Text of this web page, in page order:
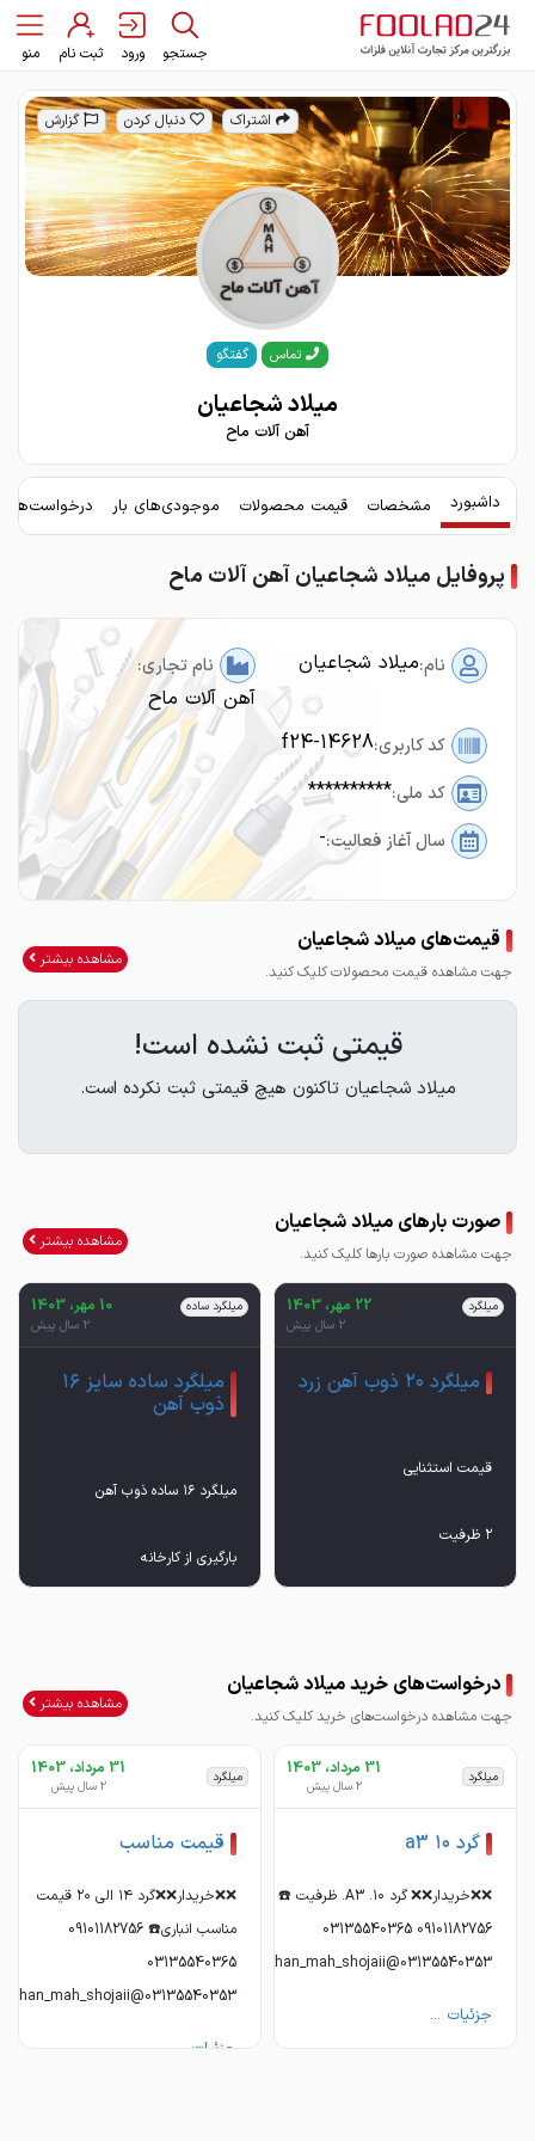
جستجو ورود ثبت نام منو
اشتراک دنبال کردن گزارش
تماس گفتگو
میلاد شجاعیان
آهن آلات ماح
داشبورد مشخصات قیمت محصولات موجودی‌های بار
پروفایل میلاد شجاعیان آهن آلات ماح
نام:میلاد شجاعیان نام تجاری:
آهن آلات ماح
کد کاربری:f24-14628
کد ملی:**********
سال آغاز فعالیت:-
قیمت‌های میلاد شجاعیان
جهت مشاهده قیمت محصولات کلیک کنید.
مشاهده بیشتر
قیمتی ثبت نشده است!
میلاد شجاعیان تاکنون هیچ قیمتی ثبت نکرده است.
صورت بارهای میلاد شجاعیان
جهت مشاهده صورت بارها کلیک کنید.
مشاهده بیشتر
میلگرد 22 مهر، 1403
2 سال پیش
میلگرد ۲۰ ذوب آهن زرد
۲ ظرفیت
میلگرد ساده 10 مهر، 1403
2 سال پیش
میلگرد ساده سایز ۱۶
ذوب آهن
درخواست‌های خرید میلاد شجاعیان
جهت مشاهده درخواست‌های خرید کلیک کنید.
مشاهده بیشتر
میلگرد 31 مرداد، 1403
2 سال پیش
گرد ۱۰ a3
❌❌خریدار❌❌ گرد ۱۰. A3. ظرفیت ☎️
09101182756 03135540365
03135540353@ahan_mah_shojaii
جزئیات ...
میلگرد 31 مرداد، 1403
2 سال پیش
قیمت مناسب
❌❌خریدار❌❌گرد ۱۴ الی ۲۰ قیمت
مناسب انباری☎️ 09101182756
03135540365
03135540353@ahan_mah_shojaii
جزئیات ...